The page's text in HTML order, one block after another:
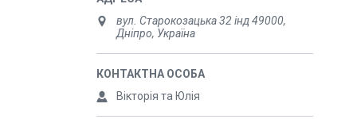
вул. Старокозацька 32 інд 49000,
Дніпро, Україна
Вікторія та Юлія